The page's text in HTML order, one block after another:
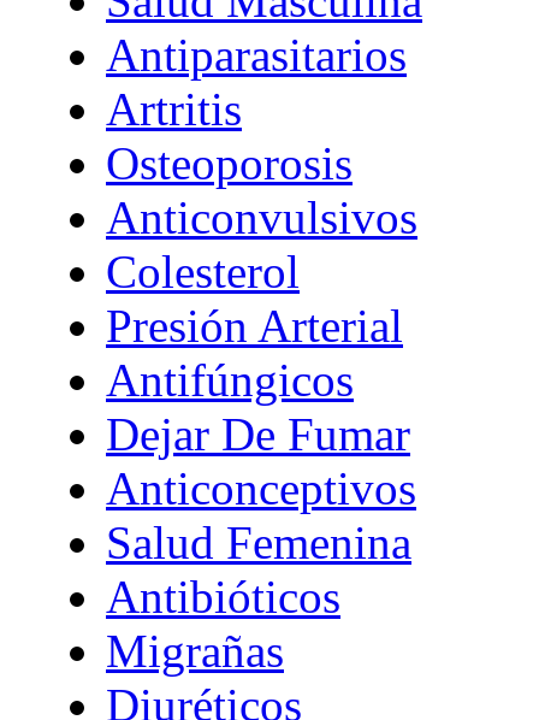
Antiparasitarios
Artritis
Osteoporosis
Anticonvulsivos
Colesterol
Presión Arterial
Antifúngicos
Dejar De Fumar
Anticonceptivos
Salud Femenina
Antibióticos
Migrañas
Diuréticos